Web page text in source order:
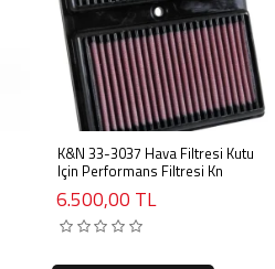
K&N 33-3037 Hava Filtresi Kutu
Için Performans Filtresi Kn
6.500,00 TL